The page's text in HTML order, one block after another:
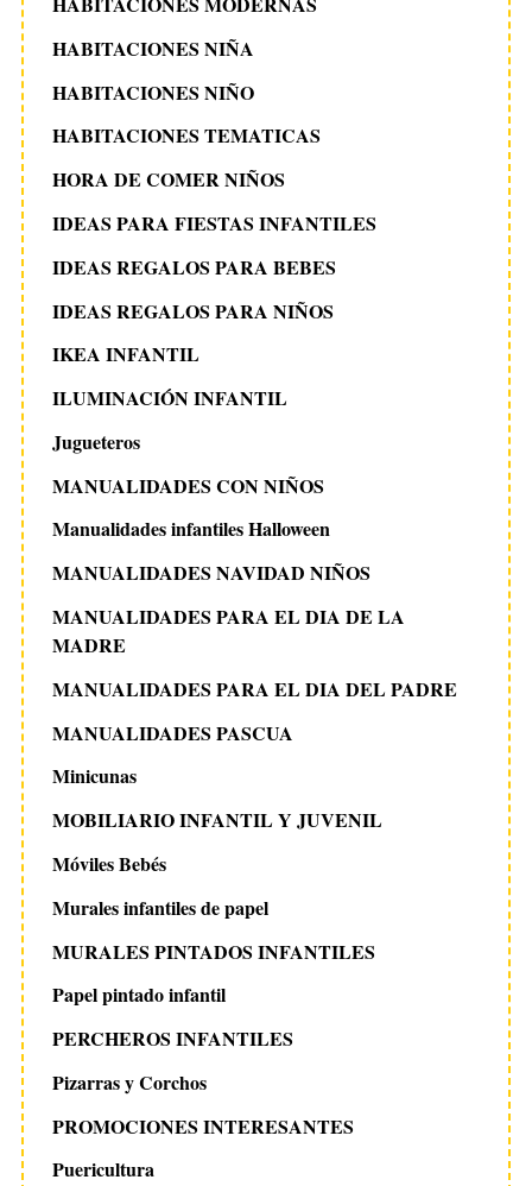
HABITACIONES NIÑA
HABITACIONES NIÑO
HABITACIONES TEMATICAS
HORA DE COMER NIÑOS
IDEAS PARA FIESTAS INFANTILES
IDEAS REGALOS PARA BEBES
IDEAS REGALOS PARA NIÑOS
IKEA INFANTIL
ILUMINACIÓN INFANTIL
Jugueteros
MANUALIDADES CON NIÑOS
Manualidades infantiles Halloween
MANUALIDADES NAVIDAD NIÑOS
MANUALIDADES PARA EL DIA DE LA
MADRE
MANUALIDADES PARA EL DIA DEL PADRE
MANUALIDADES PASCUA
Minicunas
MOBILIARIO INFANTIL Y JUVENIL
Móviles Bebés
Murales infantiles de papel
MURALES PINTADOS INFANTILES
Papel pintado infantil
PERCHEROS INFANTILES
Pizarras y Corchos
PROMOCIONES INTERESANTES
Puericultura